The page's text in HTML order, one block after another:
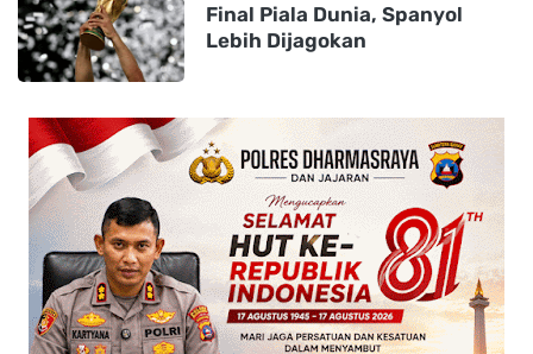
Final Piala Dunia, Spanyol
Lebih Dijagokan